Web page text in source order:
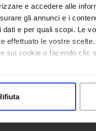
e accedere alle
gli annunci e i
e per quali scopi. Le
effettuato le vostre
sui cookie o facendo clic
tuo dispositivo,
Executive Officer, Enel X
VACCAREZZA
esigenze organizzative si